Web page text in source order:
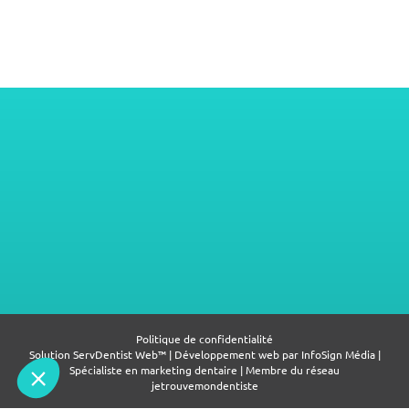
Politique de confidentialité
Solution ServDentist Web™ | Développement web par InfoSign Média|
Spécialiste en marketing dentaire | Membre du réseau
jetrouvemondentiste